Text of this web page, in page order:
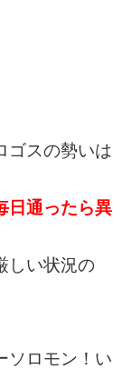
ゴスの勢いは
日通ったら異
しい状況の
ソロモン！い